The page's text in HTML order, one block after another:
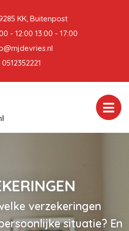
KK, Buitenpost
- 12:00 13:00 - 17:00
0512352221
verzekeringen
situatie? En